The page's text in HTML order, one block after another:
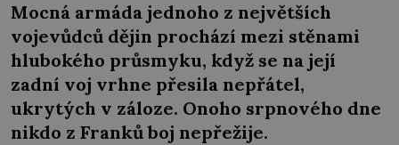
Mocná armáda jednoho z největších
vojevůdců dějin prochází mezi stěnami
hlubokého průsmyku, když se na její
zadní voj vrhne přesila nepřátel,
ukrytých v záloze. Onoho srpnového dne
nikdo z Franků boj nepřežije.